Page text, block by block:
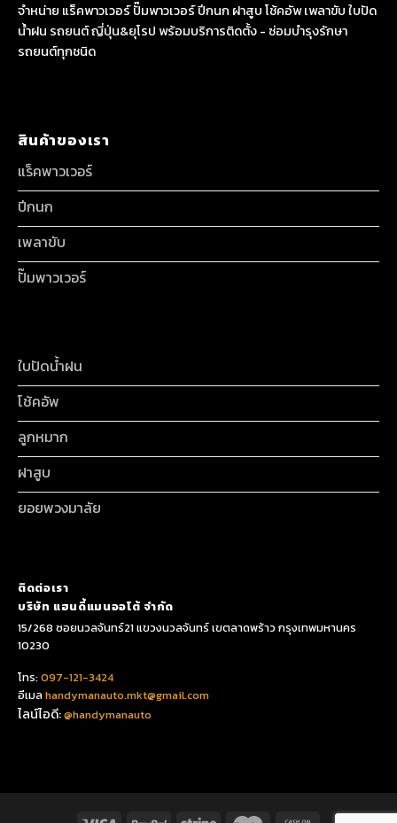
จำหน่าย แร็คพาวเวอร์ ปั๊มพาวเวอร์ ปีกนก ฝาสูบ โช้คอัพ เพลาขับ ใบปัด
น้ำฝน รถยนต์ ญี่ปุ่น&ยุโรป พร้อมบริการติดตั้ง - ซ่อมบำรุงรักษา
รถยนต์ทุกชนิด
สินค้าของเรา
แร็คพาวเวอร์
ปีกนก
เพลาขับ
ปั๊มพาวเวอร์
ใบปัดน้ำฝน
โช้คอัพ
ลูกหมาก
ฝาสูบ
ยอยพวงมาลัย
ติดต่อเรา
บริษัท แฮนดี้แมนออโต้ จำกัด
15/268 ซอยนวลจันทร์21 แขวงนวลจันทร์ เขตลาดพร้าว กรุงเทพมหานคร
10230
โทร:097-121-3424
อีเมลhandymanauto.mkt@gmail.com
ไลน์ไอดี:@handymanauto